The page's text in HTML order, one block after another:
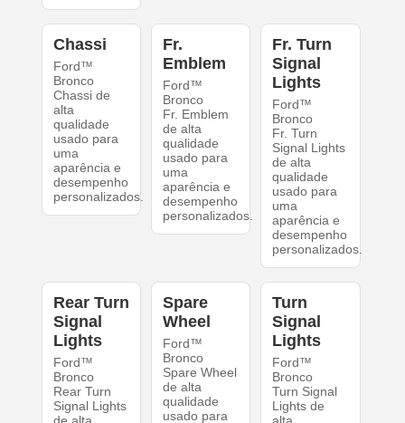
Chassi
Ford™
Bronco
Chassi de
alta
qualidade
usado para
uma
aparência e
desempenho
personalizados.
Fr.
Emblem
Ford™
Bronco
Fr. Emblem
de alta
qualidade
usado para
uma
aparência e
desempenho
personalizados.
Fr. Turn
Signal
Lights
Ford™
Bronco
Fr. Turn
Signal Lights
de alta
qualidade
usado para
uma
aparência e
desempenho
personalizados.
Rear Turn
Signal
Lights
Ford™
Bronco
Rear Turn
Signal Lights
Spare
Wheel
Ford™
Bronco
Spare Wheel
de alta
qualidade
usado para
Turn
Signal
Lights
Ford™
Bronco
Turn Signal
Lights de